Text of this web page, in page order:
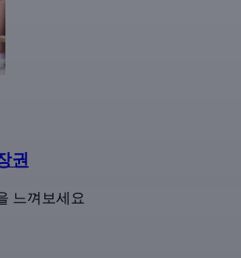
권
느껴보세요